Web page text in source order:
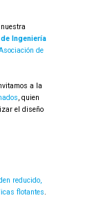
Ingeniería
de
a la
, quien
el diseño
reducido,
flotantes.